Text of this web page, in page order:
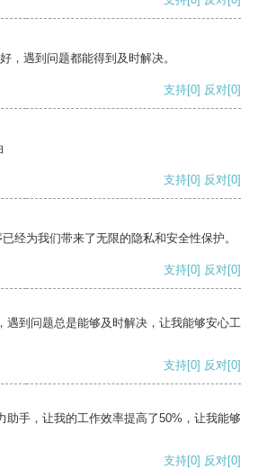
，遇到问题都能得到及时解决。
支持[0] 反对[0]
支持[0] 反对[0]
经为我们带来了无限的隐私和安全性保护。
支持[0] 反对[0]
遇到问题总是能够及时解决，让我能够安心工
支持[0] 反对[0]
助手，让我的工作效率提高了50%，让我能够
支持[0] 反对[0]